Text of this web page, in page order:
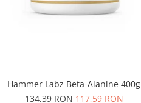
Hammer Labz Beta-Alanine 400g
134,39 RON117,59 RON